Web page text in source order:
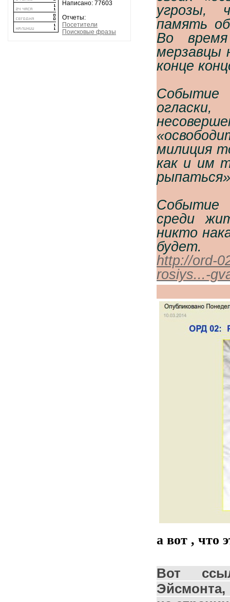
Написано: 77603
Отчеты:
Посетители
Поисковые фразы
угрозы,
память
Во
мерзавцы
конце
Событие
милиция
как и им
Событие
среди
никто
будет.
http://ord-
rosiys...-
а вот , что
Вот